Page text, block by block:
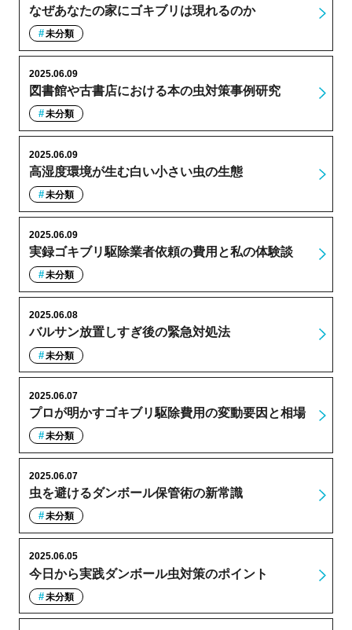
なぜあなたの家にゴキブリは現れるのか
未分類
図書館や古書店における本の虫対策事例研究
2025.06.09
未分類
高湿度環境が生む白い小さい虫の生態
2025.06.09
未分類
実録ゴキブリ駆除業者依頼の費用と私の体験談
2025.06.09
未分類
バルサン放置しすぎ後の緊急対処法
2025.06.08
未分類
プロが明かすゴキブリ駆除費用の変動要因と相場
2025.06.07
未分類
虫を避けるダンボール保管術の新常識
2025.06.07
未分類
今日から実践ダンボール虫対策のポイント
2025.06.05
未分類